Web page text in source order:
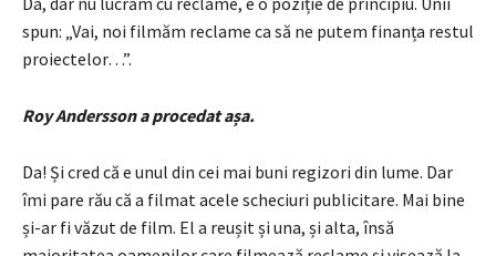
spun: „Vai, noi filmăm reclame ca să ne putem finanța restul
proiectelor…”.
Roy Andersson a procedat așa.
Da! Și cred că e unul din cei mai buni regizori din lume. Dar
îmi pare rău că a filmat acele scheciuri publicitare. Mai bine
și-ar fi văzut de film. El a reușit și una, și alta, însă